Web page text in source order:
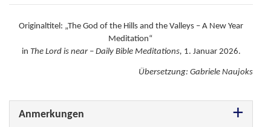
Originaltitel: „The God of the Hills and the Valleys – A New Year
Meditation“
in The Lord is near– Daily Bible Meditations, 1. Januar 2026.
Übersetzung: Gabriele Naujoks
Anmerkungen